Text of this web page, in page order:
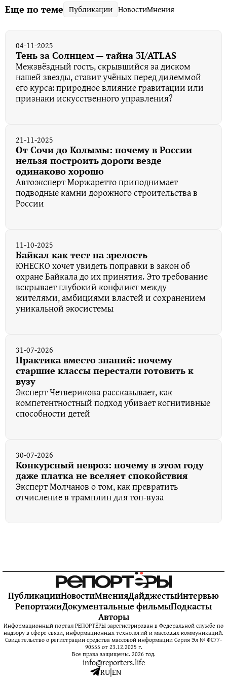
Еще по теме Публикации НовостиМнения
04-11-2025
Тень за Солнцем — тайна 3I/ATLAS
Межзвёздный гость, скрывшийся за диском
нашей звезды, ставит учёных перед дилеммой
его курса: природное влияние гравитации или
признаки искусственного управления?
21-11-2025
От Сочи до Колымы: почему в России
нельзя построить дороги везде
одинаково хорошо
Автоэксперт Моржаретто приподнимает
подводные камни дорожного строительства в
России
11-10-2025
Байкал как тест на зрелость
ЮНЕСКО хочет увидеть поправки в закон об
охране Байкала до их принятия. Это требование
вскрывает глубокий конфликт между
жителями, амбициями властей и сохранением
уникальной экосистемы
31-07-2026
Практика вместо знаний: почему
старшие классы перестали готовить к
вузу
Эксперт Четверикова рассказывает, как
компетентностный подход убивает когнитивные
способности детей
30-07-2026
Конкурсный невроз: почему в этом году
даже платка не вселяет спокойствия
Эксперт Молчанов о том, как превратить
отчисление в трамплин для топ-вуза
ПубликацииНовостиМненияДайджестыИнтервью
РепортажиДокументальные фильмыПодкасты
Авторы
Информационный портал РЕПОРТЁРЫ зарегистрирован в Федеральной службе по
надзору в сфере связи, информационных технологий и массовых коммуникаций.
Свидетельство о регистрации средства массовой информации Серия Эл № ФС77-
90555 от 23.12.2025 г.
Все права защищены. 2026 год.
info@reporters.life
RU|EN